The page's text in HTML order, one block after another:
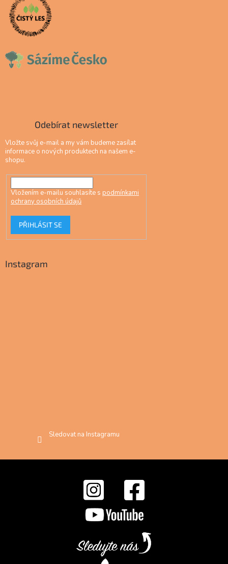
Odebírat newsletter
Vložte svůj e-mail a my vám budeme zasílat
informace o nových produktech na našem e-
shopu.
Vložením e-mailu souhlasíte s podmínkami
ochrany osobních údajů
PŘIHLÁSIT SE
Instagram
Sledovat na Instagramu